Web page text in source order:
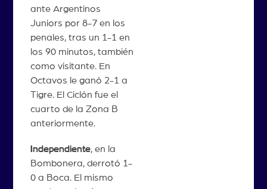
ante Argentinos
Juniors por 8-7 en los
penales, tras un 1-1 en
los 90 minutos, también
como visitante. En
Octavos le ganó 2-1 a
Tigre. El Ciclón fue el
cuarto de la Zona B
anteriormente.
Independiente, en la
Bombonera, derrotó 1-
0 a Boca. El mismo